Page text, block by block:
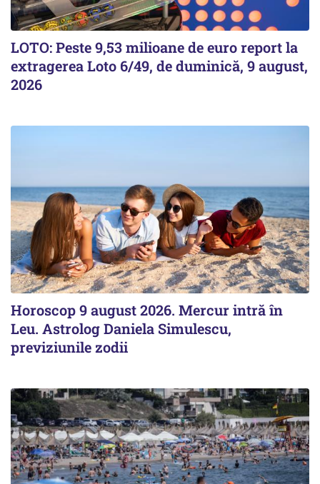
LOTO: Peste 9,53 milioane de euro report la
extragerea Loto 6/49, de duminică, 9 august,
2026
Horoscop 9 august 2026. Mercur intră în
Leu. Astrolog Daniela Simulescu,
previziunile zodii